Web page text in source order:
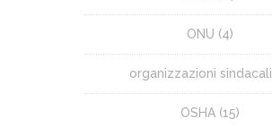
ONU (4)
organizzazioni sindacali
OSHA (15)